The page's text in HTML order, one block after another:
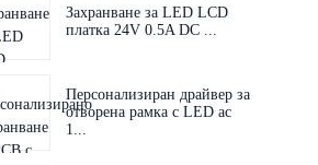
Захранване за LED LCD
платка 24V 0.5A DC ...
Персонализиран драйвер за
отворена рамка с LED ac
1...